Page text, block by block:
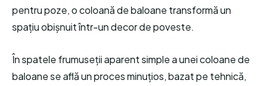
pentru poze, o coloană de baloane transformă un
spațiu obișnuit într-un decor de poveste.
În spatele frumuseții aparent simple a unei coloane de
baloane se află un proces minuțios, bazat pe tehnică,